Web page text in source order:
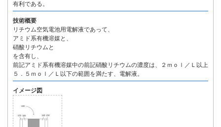
有利である。
技術概要
リチウム空気電池用電解液であって、
アミド系有機溶媒と、
硝酸リチウムと
を含有し、
前記アミド系有機溶媒中の前記硝酸リチウムの濃度は、２ｍｏｌ／Ｌ以上
５．５ｍｏｌ／Ｌ以下の範囲を満たす、電解液。
イメージ図